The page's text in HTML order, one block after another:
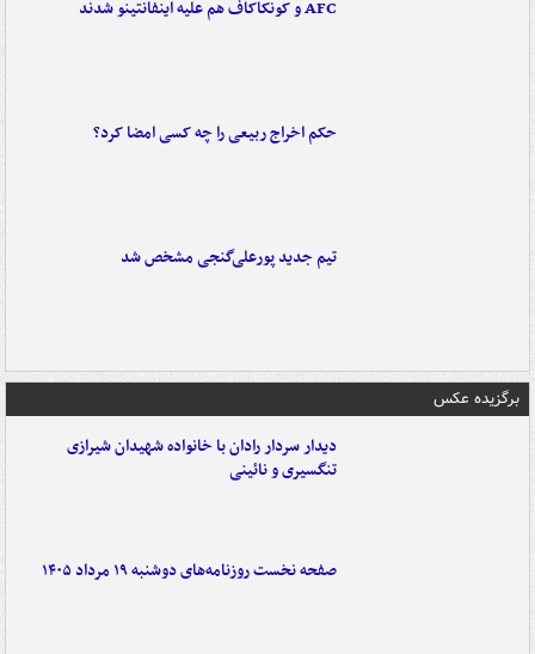
AFC و کونکاکاف هم علیه اینفانتینو شدند
حکم اخراج ربیعی را چه کسی امضا کرد؟
تیم جدید پورعلی‌گنجی مشخص شد
برگزیده عکس
دیدار سردار رادان با خانواده‌ شهیدان شیرازی
تنگسیری و نائینی
صفحه نخست روزنامه‌های دوشنبه ۱۹ مرداد ۱۴۰۵